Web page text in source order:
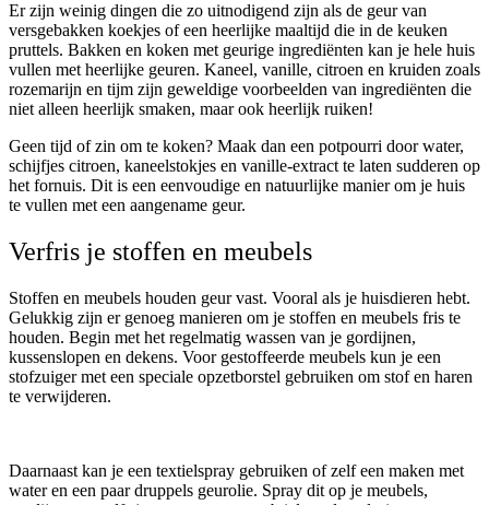
Er zijn weinig dingen die zo uitnodigend zijn als de geur van
versgebakken koekjes of een heerlijke maaltijd die in de keuken
pruttels. Bakken en koken met geurige ingrediënten kan je hele huis
vullen met heerlijke geuren. Kaneel, vanille, citroen en kruiden zoals
rozemarijn en tijm zijn geweldige voorbeelden van ingrediënten die
niet alleen heerlijk smaken, maar ook heerlijk ruiken!
Geen tijd of zin om te koken? Maak dan een potpourri door water,
schijfjes citroen, kaneelstokjes en vanille-extract te laten sudderen op
het fornuis. Dit is een eenvoudige en natuurlijke manier om je huis
te vullen met een aangename geur.
Verfris je stoffen en meubels
Stoffen en meubels houden geur vast. Vooral als je huisdieren hebt.
Gelukkig zijn er genoeg manieren om je stoffen en meubels fris te
houden. Begin met het regelmatig wassen van je gordijnen,
kussenslopen en dekens. Voor gestoffeerde meubels kun je een
stofzuiger met een speciale opzetborstel gebruiken om stof en haren
te verwijderen.
Daarnaast kan je een textielspray gebruiken of zelf een maken met
water en een paar druppels geurolie. Spray dit op je meubels,